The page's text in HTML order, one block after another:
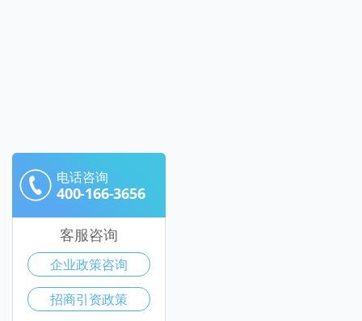
电话咨询
400-166-3656
客服咨询
企业政策咨询
招商引资政策